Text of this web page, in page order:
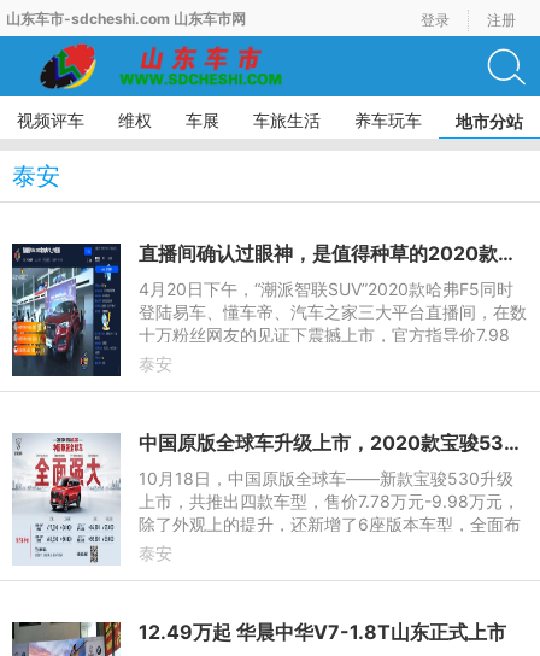
山东车市-sdcheshi.com 山东车市网 登录 注册
视频评车 维权 车展 车旅生活 养车玩车 地市分站
泰安
直播间确认过眼神，是值得种草的2020款哈弗F5
4月20日下午，“潮派智联SUV”2020款哈弗F5同时
登陆易车、懂车帝、汽车之家三大平台直播间，在数
十万粉丝网友的见证下震撼上市，官方指导价7.98
万-12.58万元！它究竟有着怎样的魅力？
泰安
中国原版全球车升级上市，2020款宝骏530售价7.78-9.98万元
10月18日，中国原版全球车——新款宝骏530升级
上市，共推出四款车型，售价7.78万元-9.98万元，
除了外观上的提升，还新增了6座版本车型，全面布
局5/6/7座，搭载10.4英寸大屏和车联网系统，动力
泰安
12.49万起 华晨中华V7-1.8T山东正式上市